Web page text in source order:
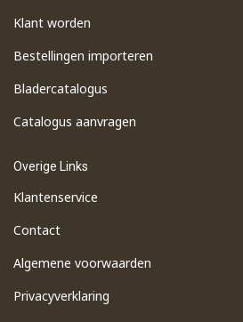
Klant worden
Bestellingen importeren
​Bladercatalogus
​Catalogus aanvragen
Overige Links
Klantenservice
Contact
Algemene voorwaarden
Privacyverklaring